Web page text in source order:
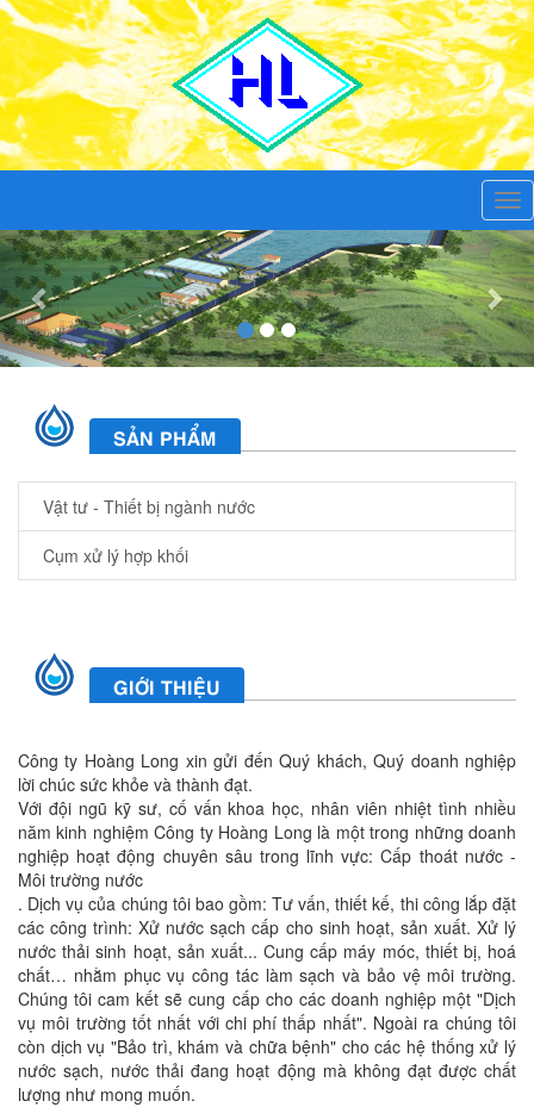
Previous
SẢN PHẨM
Vật tư - Thiết bị ngành nước
Cụm xử lý hợp khối
GIỚI THIỆU
Công ty Hoàng Long xin gửi đến Quý khách, Quý doanh nghiệp
lời chúc sức khỏe và thành đạt.
Với đội ngũ kỹ sư, cố vấn khoa học, nhân viên nhiệt tình nhiều
năm kinh nghiệm Công ty Hoàng Long là một trong những doanh
nghiệp hoạt động chuyên sâu trong lĩnh vực: Cấp thoát nước -
Môi trường nước
. Dịch vụ của chúng tôi bao gồm: Tư vấn, thiết kế, thi công lắp đặt
các công trình: Xử nước sạch cấp cho sinh hoạt, sản xuất. Xử lý
nước thải sinh hoạt, sản xuất... Cung cấp máy móc, thiết bị, hoá
chất… nhằm phục vụ công tác làm sạch và bảo vệ môi trường.
Chúng tôi cam kết sẽ cung cấp cho các doanh nghiệp một "Dịch
vụ môi trường tốt nhất với chi phí thấp nhất". Ngoài ra chúng tôi
còn dịch vụ "Bảo trì, khám và chữa bệnh" cho các hệ thống xử lý
nước sạch, nước thải đang hoạt động mà không đạt được chất
lượng như mong muốn.